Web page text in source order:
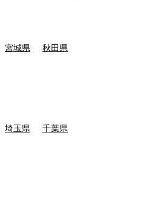
宮城県 秋田県
埼玉県 千葉県